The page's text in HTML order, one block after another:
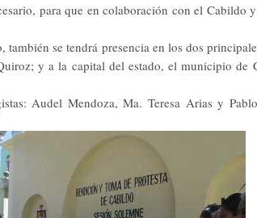
para que en colaboración con el Cabildo
se tendrá presencia en los dos
y a la capital del estado, el municipio de
Audel Mendoza, Ma. Teresa Arias y